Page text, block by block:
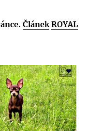
Článek ROYAL